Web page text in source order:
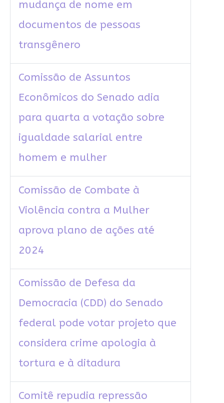
mudança de nome em
documentos de pessoas
transgênero
Comissão de Assuntos
Econômicos do Senado adia
para quarta a votação sobre
igualdade salarial entre
homem e mulher
Comissão de Combate à
Violência contra a Mulher
aprova plano de ações até
2024
Comissão de Defesa da
Democracia (CDD) do Senado
federal pode votar projeto que
considera crime apologia à
tortura e à ditadura
Comitê repudia repressão